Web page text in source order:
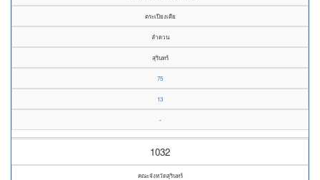
ตระเปียงเตีย
ลำดวน
สุรินทร์
75
13
-
1032
คณะจังหวัดสุรินทร์